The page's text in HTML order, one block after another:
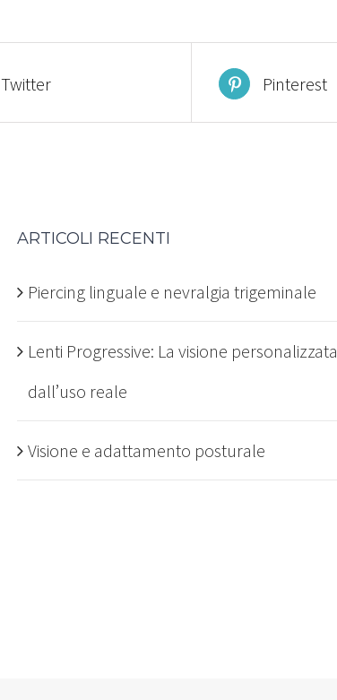
Twitter Pinterest
ARTICOLI RECENTI
Piercing linguale e nevralgia trigeminale
Lenti Progressive: La visione personalizzata
dall’uso reale
Visione e adattamento posturale